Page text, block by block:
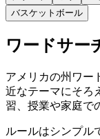
バスケットボール
ワードサー
アメリカの州ワー
近なテーマにそろ
習、授業や家庭で
ルールはシンプル